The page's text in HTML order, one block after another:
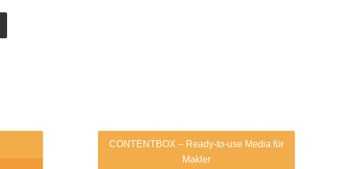
CONTENTBOX – Ready-to-use Media für
Makler